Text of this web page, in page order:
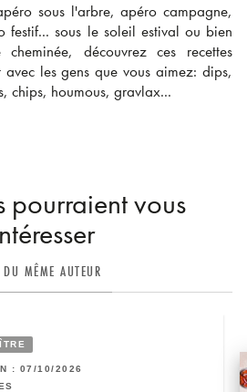
sous l'arbre, apéro campagne,
festif... sous le soleil estival ou bien
découvrez ces recettes
les gens que vous aimez: dips,
chips, houmous, gravlax...
pourraient vous
DU MÊME AUTEUR
: 07/10/2026